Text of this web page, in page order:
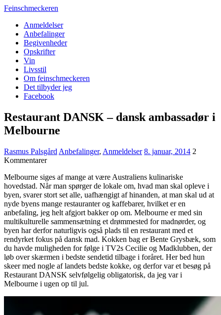
Feinschmeckeren
Anmeldelser
Anbefalinger
Begivenheder
Opskrifter
Vin
Livsstil
Om feinschmeckeren
Det tilbyder jeg
Facebook
Restaurant DANSK – dansk ambassadør i
Melbourne
Rasmus Palsgård Anbefalinger, Anmeldelser 8. januar, 2014 2
Kommentarer
Melbourne siges af mange at være Australiens kulinariske
hovedstad. Når man spørger de lokale om, hvad man skal opleve i
byen, svarer stort set alle, uafhængigt af hinanden, at man skal ud at
nyde byens mange restauranter og kaffebarer, hvilket er en
anbefaling, jeg helt afgjort bakker op om. Melbourne er med sin
multikulturelle sammensætning et drømmested for madnørder, og
byen har derfor naturligvis også plads til en restaurant med et
rendyrket fokus på dansk mad. Kokken bag er Bente Grysbæk, som
du havde muligheden for følge i TV2s Cecilie og Madklubben, der
løb over skærmen i bedste sendetid tilbage i foråret. Her bed hun
skeer med nogle af landets bedste kokke, og derfor var et besøg på
Restaurant DANSK selvfølgelig obligatorisk, da jeg var i
Melbourne i ugen op til jul.